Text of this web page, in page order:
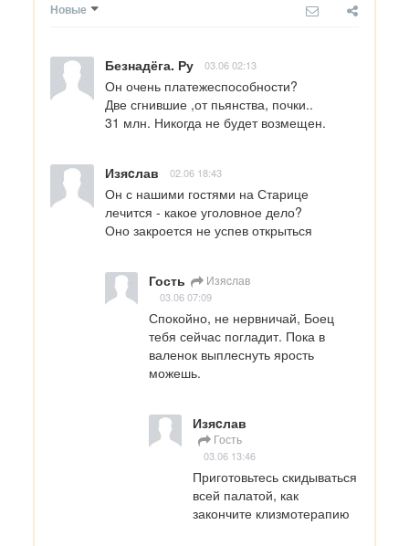
Новые
Безнадёга. Ру 03.06 02:13
Он очень платежеспособности?
Две сгнившие ,от пьянства, почки..
31 млн. Никогда не будет возмещен.
Изяcлав 02.06 18:43
Он с нашими гостями на Старице
лечится - какое уголовное дело?
Оно закроется не успев открыться
Гость Изяcлав
03.06 07:09
Спокойно, не нервничай, Боец
тебя сейчас погладит. Пока в
валенок выплеснуть ярость
можешь.
Изяcлав
Гость
03.06 13:46
Приготовьтесь скидываться
всей палатой, как
закончите клизмотерапию